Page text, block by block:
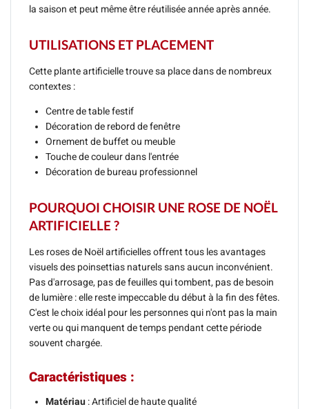
la saison et peut même être réutilisée année après année.
UTILISATIONS ET PLACEMENT
Cette plante artificielle trouve sa place dans de nombreux
contextes :
Centre de table festif
Décoration de rebord de fenêtre
Ornement de buffet ou meuble
Touche de couleur dans l'entrée
Décoration de bureau professionnel
POURQUOI CHOISIR UNE ROSE DE NOËL
ARTIFICIELLE ?
Les roses de Noël artificielles offrent tous les avantages
visuels des poinsettias naturels sans aucun inconvénient.
Pas d'arrosage, pas de feuilles qui tombent, pas de besoin
de lumière : elle reste impeccable du début à la fin des fêtes.
C'est le choix idéal pour les personnes qui n'ont pas la main
verte ou qui manquent de temps pendant cette période
souvent chargée.
Caractéristiques :
Matériau : Artificiel de haute qualité